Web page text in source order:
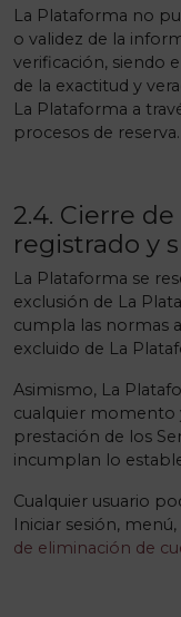
La Plataforma no
o validez de la
verificación, siendo
de la exactitud y
La Plataforma a
procesos de reserva.
2.4. Cierre
registrado y
La Plataforma se
exclusión de La
cumpla las normas
excluido de La
Asimismo, La
cualquier momento
prestación de los
incumplan lo
Cualquier usuario
Iniciar sesión,
de eliminación de